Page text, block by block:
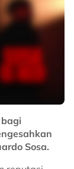
Sosa.